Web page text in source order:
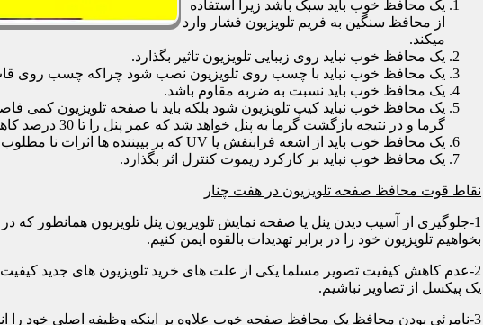
یک محافظ خوب باید سبک باشد زیرا استفاده
از محافظ سنگین به فریم تلویزیون فشار وارد
میکند.
یک محافظ خوب نباید روی زیبایی تلویزیون تاثیر بگذارد.
یک محافظ خوب نباید با چسب روی تلویزیون نصب شود چراکه چسب روی قاب
یک محافظ خوب باید نسبت به ضربه مقاوم باشد.
یک محافظ خوب نباید کیپ تلویزیون شود بلکه باید با صفحه تلویزیون کمی
گرما و در نتیجه بازگشت گرما به پنل خواهد شد که عمر پنل را تا 30 درصد کاهش خواهد داد.
یک محافظ خوب باید از اشعه فرابنفش یا UV که بر بییننده ها اثرات نا مطلوب می گذارد جلوگیری کند.
یک محافظ خوب نباید بر کارکرد ریموت کنترل اثر بگذارد.
نقاط قوت محافظ صفحه تلویزیون در هفت چنار
1-جلوگیری از آسیب دیدن پنل یا صفحه نمایش تلویزیون پنل تلویزیون همانطور
بخواهیم تلویزیون خود را در برابر تهدیدات بالقوه ایمن کنیم.
2-عدم کاهش کیفیت تصویر مسلما یکی از علت های خرید تلویزیون های جدید
یک پیکسل از تصاویر نباشیم.
3-نامرئی بودن محافظ یک محافظ صفحه خوب علاوه بر اینکه وظیفه اصلی خود را